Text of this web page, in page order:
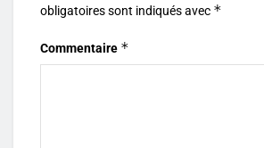
obligatoires sont indiqués avec *
Commentaire *